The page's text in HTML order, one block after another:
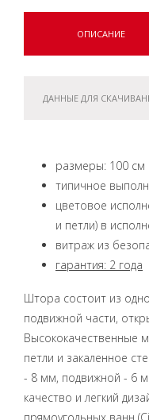
ОПИСАНИЕ
ДАННЫЕ ДЛЯ
размеры: 100 см
типичное
цветовое
и петли) в
витраж из
гарантия: 2 года
Штора состоит из
подвижной части,
Высококачественные
петли и закаленное
- 8 мм, подвижной - 6
качество и легкий
прямоугольных ванн